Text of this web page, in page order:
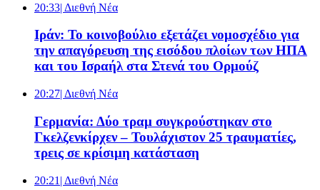
20:33| Διεθνή Νέα
Ιράν: To κοινοβούλιο εξετάζει νομοσχέδιο για
την απαγόρευση της εισόδου πλοίων των ΗΠΑ
και του Ισραήλ στα Στενά του Ορμούζ
20:27| Διεθνή Νέα
Γερμανία: Δύο τραμ συγκρούστηκαν στο
Γκελζενκίρχεν – Τουλάχιστον 25 τραυματίες,
τρεις σε κρίσιμη κατάσταση
20:21 | Διεθνή Νέα